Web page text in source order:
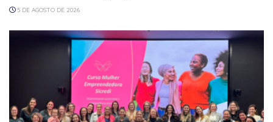
5 DE AGOSTO DE 2026